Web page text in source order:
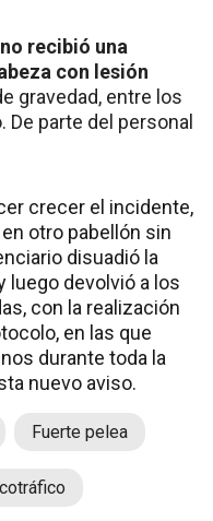
recibió una
con lesión
gravedad, entre los
parte del personal
crecer el incidente,
otro pabellón sin
disuadió la
luego devolvió a los
con la realización
en las que
durante toda la
nuevo aviso.
Fuerte pelea